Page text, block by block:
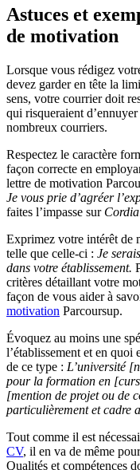
Astuces et
de motivation
Lorsque vous rédigez
devez garder en tête la
sens, votre courrier doit
qui risqueraient
nombreux courriers.
Respectez le caractère
façon correcte en
lettre de motivation
Je vous prie d’agréer
faites l’impasse sur
Exprimez votre intérêt de
telle que celle-ci : Je
dans votre établissement.
critères détaillant votre
façon de vous aider à
motivation Parcoursup.
Évoquez au moins une
l’établissement et en quoi
de ce type : L’université
pour la formation en
[mention de projet ou de
particulièrement et cadre
Tout comme il est
CV, il en va de même
Qualités et compétences